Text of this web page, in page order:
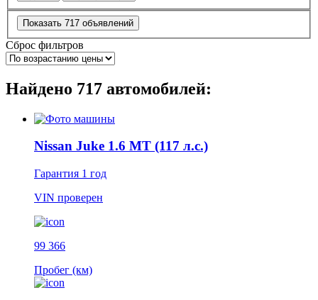
Показать 717 объявлений
Сброс фильтров
Найдено 717 автомобилей:
Nissan Juke 1.6 MT (117 л.с.)
Гарантия 1 год
VIN проверен
99 366
Пробег (км)